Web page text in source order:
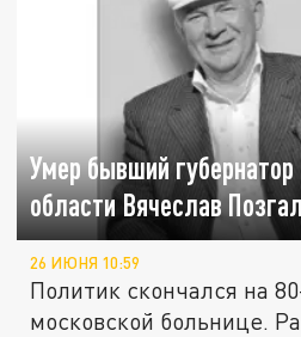
Умер бывший
области Вячеслав
26 ИЮНЯ 10:59
Политик скончался на
московской больнице.